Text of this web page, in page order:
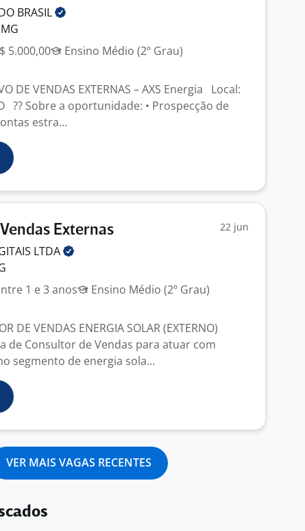
BRASIL
5.000,00
Ensino Médio (2º Grau)
DE VENDAS EXTERNAS – AXS Energia Local:
?? Sobre a oportunidade: • Prospecção de
estra...
Externas 22 jun
LTDA
1 e 3 anos
Ensino Médio (2º Grau)
DE VENDAS ENERGIA SOLAR (EXTERNO)
de Consultor de Vendas para atuar com
segmento de energia sola...
VER MAIS VAGAS RECENTES